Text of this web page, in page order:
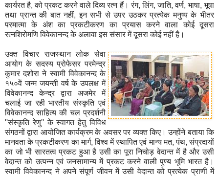
कार्यरत है, को प्रकट करने वाले दिव्य रत्न हैं। रंग, लिंग, जाति, वर्ण, भाषा, भूषा
तथा प्रान्त की बात नहीं, इन सभी से उपर उठकर प्रत्येक मनुष्य के भीतर
परमात्मा के अंश का प्रकटीकरण का प्रयास करने वाला कोई दूसरा
रत्नशिरोमणि विवेकानन्द के अलावा इस संसार में दूसरा कोई नहीं है।
उक्त विचार राजस्थान लोक सेवा
आयोग के सदस्य प्रोफेसर परमेन्द्र
कुमार दशोरा ने स्वामी विवेकानन्द के
१५०वें जन्म जयन्ती वर्ष के उपलक्ष में
विवेकानन्द केन्द्र द्वारा अजमेर में
चलाई जा रही भारतीय संस्कृति एवं
विवेकानन्द साहित्य की चल प्रदर्शनी
''संस्कृति रेणु'' के स्वागत हेतु विविध
संगठनों द्वारा आयोजित कार्यक्रम के अवसर पर व्यक्त किए। उन्होंने बताया कि
मानवता के प्रकटीकरण का मार्ग, विश्व में स्थापित एवं मान्य मत, पंथ, संप्रदायों
का जो भी सारतत्व प्रकट हुआ है उसी का पूरा निचोड़ वेदान्त में है और उसी
वेदान्त को उत्पन्न एवं जनसामान्य में प्रकट करने वाली पुण्य भूमि भारत है।
स्वामी विवेकानन्द ने अपने संपूर्ण जीवन में उसी वेदान्त को प्रत्येक प्राणी में